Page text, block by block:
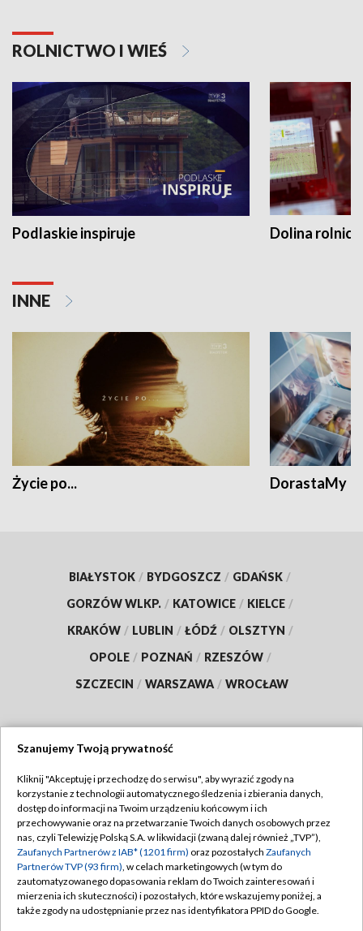
ROLNICTWO I WIEŚ
Podlaskie inspiruje Dolina
INNE
Życie po... DorastaMy
BIAŁYSTOK / BYDGOSZCZ / GDAŃSK /
GORZÓW WLKP. / KATOWICE / KIELCE /
KRAKÓW / LUBLIN / ŁÓDŹ / OLSZTYN /
OPOLE / POZNAŃ / RZESZÓW /
SZCZECIN / WARSZAWA / WROCŁAW
TVP
Abonament TVP
Emisja w TVP
Centrum informacji TVP
Naziemna Telewizja Cyfrowa
Regulamin TVP
Polityka prywatności
Moje zgody
Pomoc
Szanujemy Twoją prywatność
Kliknij "Akceptuję i przechodzę do serwisu", aby wyrazić zgody na
korzystanie z technologii automatycznego śledzenia i zbierania danych,
dostęp do informacji na Twoim urządzeniu końcowym i ich
przechowywanie oraz na przetwarzanie Twoich danych osobowych przez
nas, czyli Telewizję Polską S.A. w likwidacji (zwaną dalej również „TVP”),
Zaufanych Partnerów z IAB* (1201 firm) oraz pozostałych Zaufanych
Partnerów TVP (93 firm), w celach marketingowych (w tym do
zautomatyzowanego dopasowania reklam do Twoich zainteresowań i
mierzenia ich skuteczności) i pozostałych, które wskazujemy poniżej, a
także zgody na udostępnianie przez nas identyfikatora PPID do Google.